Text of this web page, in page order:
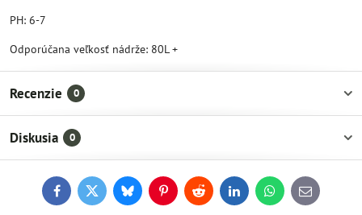
PH: 6-7
Odporúčana veľkosť nádrže: 80L +
Recenzie 0
Diskusia 0
FacebookTwitterBlueskyPinterestReddit LinkedInWhatsApp
E-
mail